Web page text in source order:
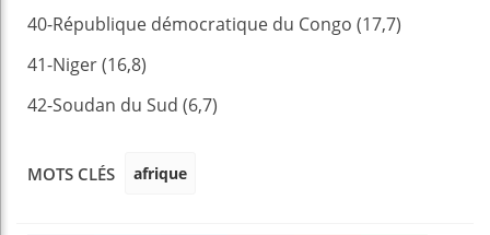
40-République démocratique du Congo (17,7)
41-Niger (16,8)
42-Soudan du Sud (6,7)
MOTS CLÉS afrique